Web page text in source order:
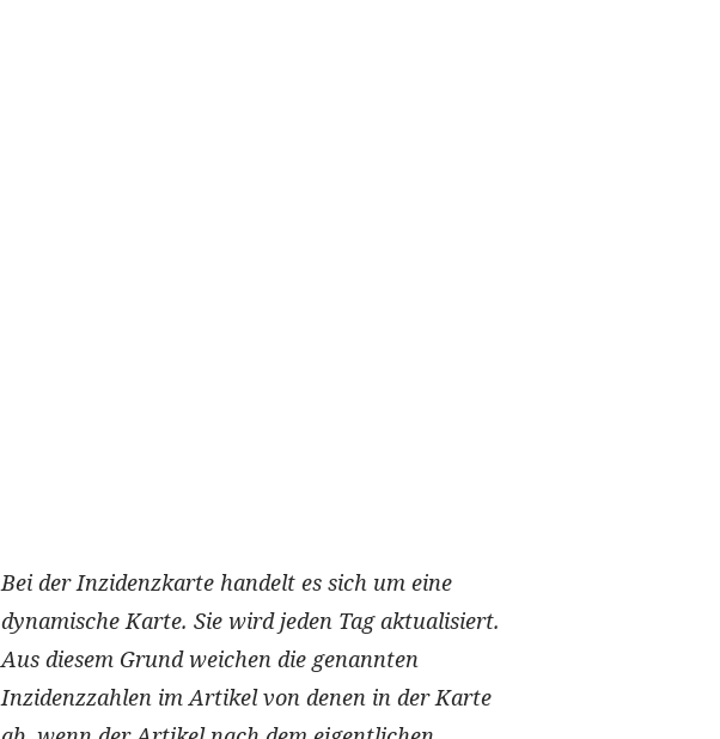
Bei der Inzidenzkarte handelt es sich um eine
dynamische Karte. Sie wird jeden Tag aktualisiert.
Aus diesem Grund weichen die genannten
Inzidenzzahlen im Artikel von denen in der Karte